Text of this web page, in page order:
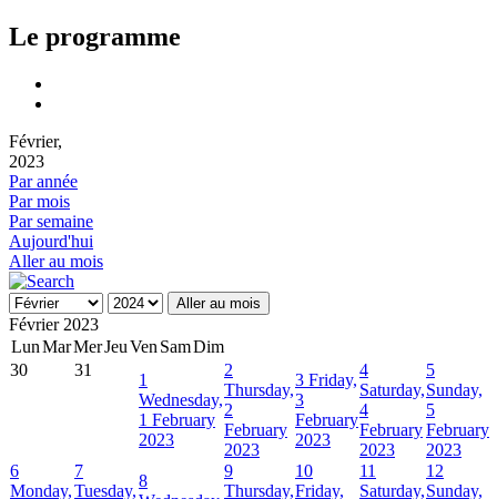
Le programme
Février,
2023
Par année
Par mois
Par semaine
Aujourd'hui
Aller au mois
Aller au mois
Février 2023
LunMarMerJeuVen SamDim
30
31
1
Wednesday,
1 February
2023
2
Thursday,
2
February
2023
3 Friday,
3
February
2023
4
Saturday,
4
February
2023
5
Sunday,
5
February
2023
6
Monday,
7
Tuesday,
8
9
Thursday,
10
Friday,
11
Saturday,
12
Sunday,